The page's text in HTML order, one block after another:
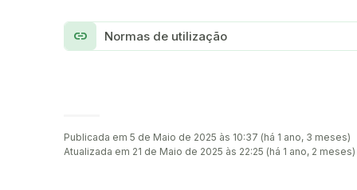
link Normas de utilização
Publicada em 5 de Maio de 2025 às 10:37 (há 1 ano, 3 meses)
Atualizada em 21 de Maio de 2025 às 22:25 (há 1 ano, 2 meses)